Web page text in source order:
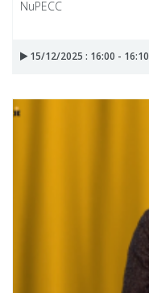
NuPECC
15/12/2025 : 16:00 - 16:10